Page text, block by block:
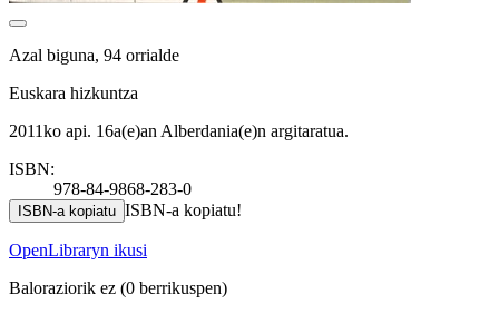
Azal biguna, 94 orrialde
Euskara hizkuntza
2011ko api. 16a(e)an Alberdania(e)n argitaratua.
ISBN:
978-84-9868-283-0
ISBN-a kopiatu ISBN-a kopiatu!
OpenLibraryn ikusi
Baloraziorik ez (0 berrikuspen)